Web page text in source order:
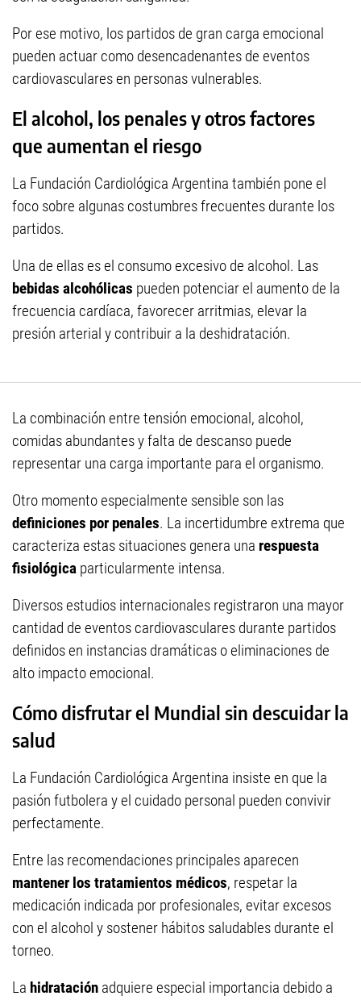
Por ese motivo, los partidos de gran carga emocional
pueden actuar como desencadenantes de eventos
cardiovasculares en personas vulnerables.
El alcohol, los penales y otros factores
que aumentan el riesgo
La Fundación Cardiológica Argentina también pone el
foco sobre algunas costumbres frecuentes durante los
partidos.
Una de ellas es el consumo excesivo de alcohol. Las
bebidas alcohólicas pueden potenciar el aumento de la
frecuencia cardíaca, favorecer arritmias, elevar la
presión arterial y contribuir a la deshidratación.
La combinación entre tensión emocional, alcohol,
comidas abundantes y falta de descanso puede
representar una carga importante para el organismo.
Otro momento especialmente sensible son las
definiciones por penales. La incertidumbre extrema que
caracteriza estas situaciones genera una respuesta
fisiológica particularmente intensa.
Diversos estudios internacionales registraron una mayor
cantidad de eventos cardiovasculares durante partidos
definidos en instancias dramáticas o eliminaciones de
alto impacto emocional.
Cómo disfrutar el Mundial sin descuidar la
salud
La Fundación Cardiológica Argentina insiste en que la
pasión futbolera y el cuidado personal pueden convivir
perfectamente.
Entre las recomendaciones principales aparecen
mantener los tratamientos médicos, respetar la
medicación indicada por profesionales, evitar excesos
con el alcohol y sostener hábitos saludables durante el
torneo.
La hidratación adquiere especial importancia debido a